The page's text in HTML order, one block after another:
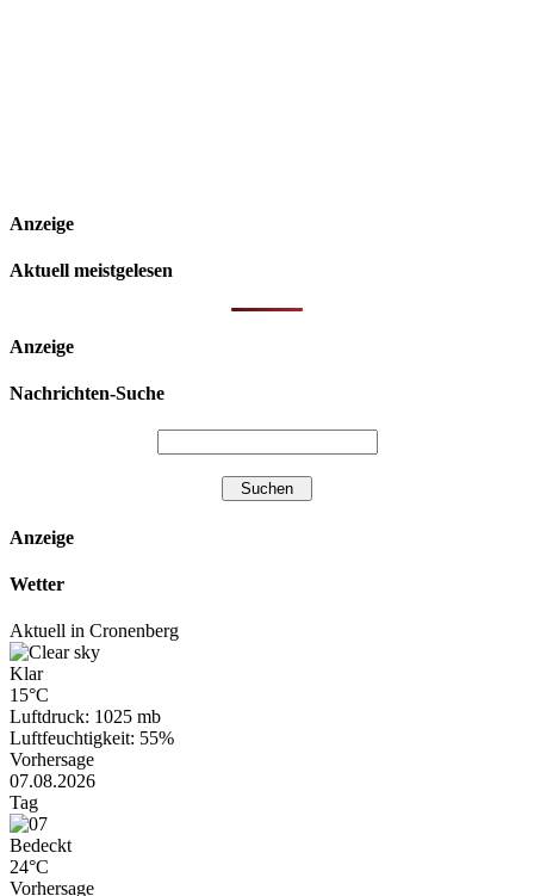
Anzeige
Aktuell meistgelesen
Anzeige
Nachrichten-Suche
Anzeige
Wetter
Aktuell in Cronenberg
Klar
15°C
Luftdruck: 1025 mb
Luftfeuchtigkeit: 55%
Vorhersage
07.08.2026
Tag
Bedeckt
24°C
Vorhersage